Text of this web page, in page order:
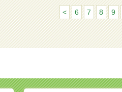
< 6 7 8 9